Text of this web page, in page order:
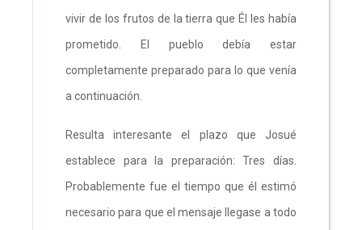
vivir de los frutos de la tierra que Él les había
prometido. El pueblo debía estar
completamente preparado para lo que venía
a continuación.
Resulta interesante el plazo que Josué
establece para la preparación: Tres días.
Probablemente fue el tiempo que él estimó
necesario para que el mensaje llegase a todo